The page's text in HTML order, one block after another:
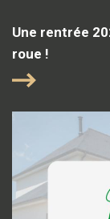
Une rentrée
roue !